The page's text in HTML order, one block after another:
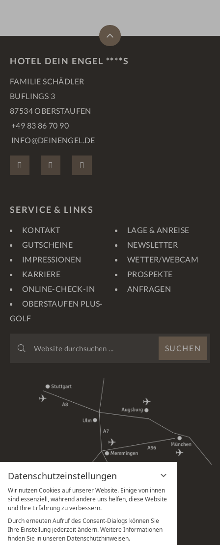
Datenschutzeinstellungen
Wir nutzen Cookies auf unserer Website. Einige von ihnen
sind essenziell, während andere uns helfen, diese Website
und Ihre Erfahrung zu verbessern.
Durch erneuten Aufruf des Consent-Dialogs können Sie
Ihre Einstellung jederzeit ändern. Weitere Informationen
finden Sie in unseren Datenschutzhinweisen.
HOTEL DEIN ENGEL ****S
FAMILIE SCHÄDLER
BUFLINGS 3
87534 OBERSTAUFEN
+49 83 86 70 90
INFO@DEINENGEL.DE
FACEBOOKINSTAGRAM
SERVICE & LINKS
KONTAKT
LAGE & ANREISE
GUTSCHEINE
NEWSLETTER
IMPRESSIONEN
WETTER/WEBCAM
KARRIERE
PROSPEKTE
ONLINE-CHECK-IN
ANFRAGEN
OBERSTAUFEN PLUS-
GOLF
DURCHSUCHEN
SUCHEN